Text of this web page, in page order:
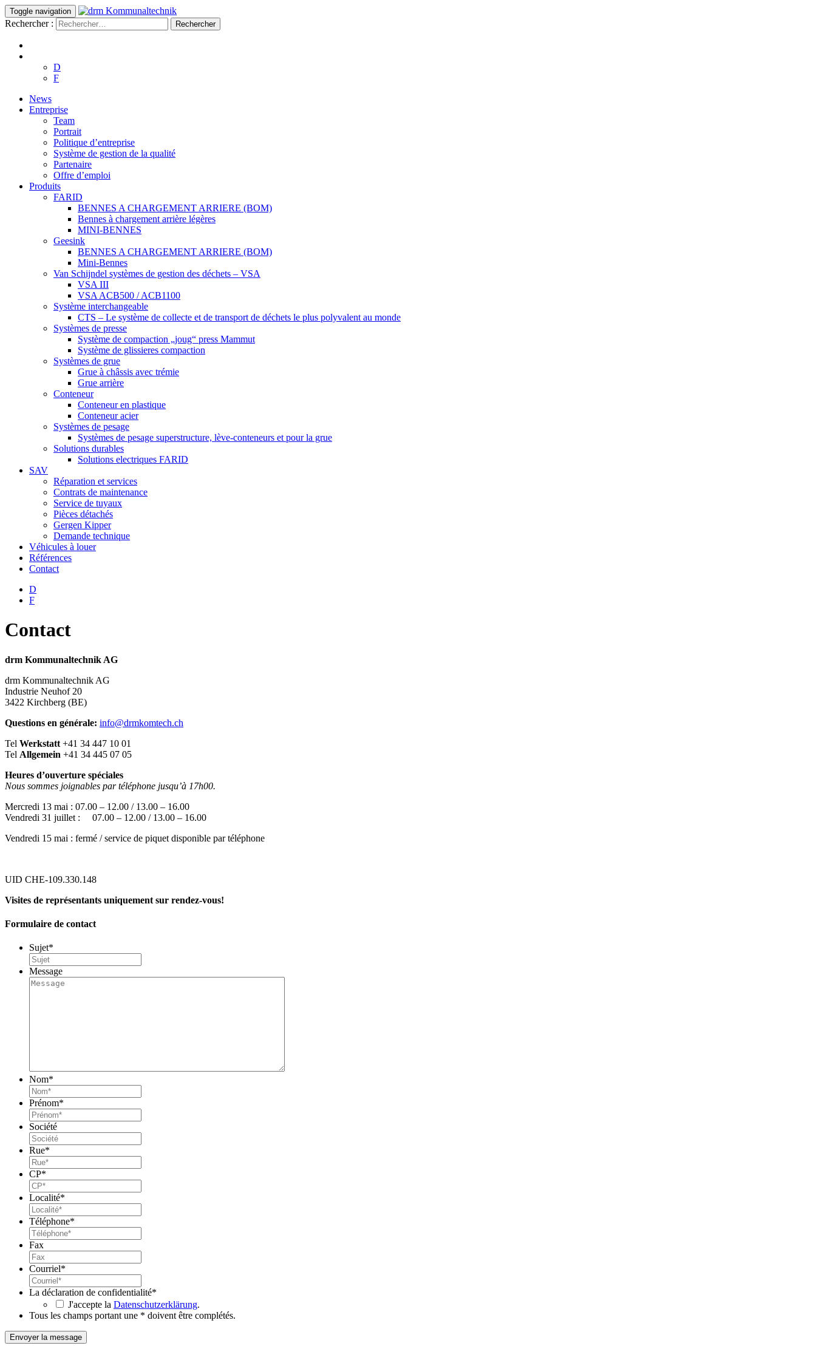
Toggle navigation
Rechercher :
D
F
News
Entreprise
Team
Portrait
Politique d’entreprise
Système de gestion de la qualité
Partenaire
Offre d’emploi
Produits
FARID
BENNES A CHARGEMENT ARRIERE (BOM)
Bennes à chargement arrière légères
MINI-BENNES
Geesink
BENNES A CHARGEMENT ARRIERE (BOM)
Mini-Bennes
Van Schijndel systèmes de gestion des déchets – VSA
VSA III
VSA ACB500 / ACB1100
Système interchangeable
CTS – Le système de collecte et de transport de déchets le plus polyvalent au monde
Systèmes de presse
Système de compaction „joug“ press Mammut
Système de glissieres compaction
Systèmes de grue
Grue à châssis avec trémie
Grue arrière
Conteneur
Conteneur en plastique
Conteneur acier
Systèmes de pesage
Systèmes de pesage superstructure, lève-conteneurs et pour la grue
Solutions durables
Solutions electriques FARID
SAV
Réparation et services
Contrats de maintenance
Service de tuyaux
Pièces détachés
Gergen Kipper
Demande technique
Véhicules à louer
Références
Contact
D
F
Contact
drm Kommunaltechnik AG
drm Kommunaltechnik AG
Industrie Neuhof 20
3422 Kirchberg (BE)
Questions en générale: info@drmkomtech.ch
Tel Werkstatt +41 34 447 10 01
Tel Allgemein +41 34 445 07 05
Heures d’ouverture spéciales
Nous sommes joignables par téléphone jusqu’à 17h00.
Mercredi 13 mai : 07.00 – 12.00 / 13.00 – 16.00
Vendredi 31 juillet : 07.00 – 12.00 / 13.00 – 16.00
Vendredi 15 mai : fermé / service de piquet disponible par téléphone
UID CHE-109.330.148
Visites de représentants uniquement sur rendez-vous!
Formulaire de contact
Sujet*
Message
Nom*
Prénom*
Société
Rue*
CP*
Localité*
Téléphone*
Fax
Courriel*
La déclaration de confidentialité*
J'accepte la Datenschutzerklärung.
Tous les champs portant une * doivent être complétés.